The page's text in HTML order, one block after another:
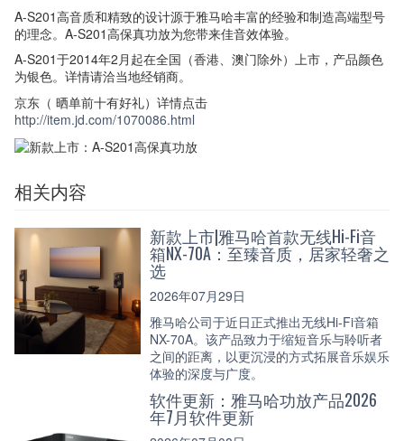
A-S201高音质和精致的设计源于雅马哈丰富的经验和制造高端型号
的理念。A-S201高保真功放为您带来佳音效体验。
A-S201于2014年2月起在全国（香港、澳门除外）上市，产品颜色
为银色。详情请洽当地经销商。
京东（ 晒单前十有好礼）详情点击
http://item.jd.com/1070086.html
相关内容
新款上市|雅马哈首款无线Hi-Fi音
箱NX-70A：至臻音质，居家轻奢之
选
2026年07月29日
雅马哈公司于近日正式推出无线Hi-Fi音箱
NX-70A。该产品致力于缩短音乐与聆听者
之间的距离，以更沉浸的方式拓展音乐娱乐
体验的深度与广度。
软件更新：雅马哈功放产品2026
年7月软件更新